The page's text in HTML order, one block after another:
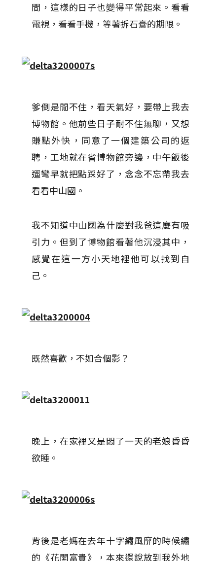
間，這樣的日子也變得平常起來。看看
電視，看看手機，等著拆石膏的期限。
爹倒是閒不住，看天氣好，要帶上我去
博物館。他前些日子耐不住無聊，又想
賺點外快，同意了一個建築公司的返
聘，工地就在省博物館旁邊，中午飯後
遛彎早就把點踩好了，念念不忘帶我去
看看中山國。
我不知道中山國為什麼對我爸這麼有吸
引力。但到了博物館看著他沉浸其中，
感覺在這一方小天地裡他可以找到自
己。
既然喜歡，不如合個影？
晚上，在家裡又是悶了一天的老娘昏昏
欲睡。
背後是老媽在去年十字繡風靡的時候繡
的《花開富貴》，本來還說放到我外地